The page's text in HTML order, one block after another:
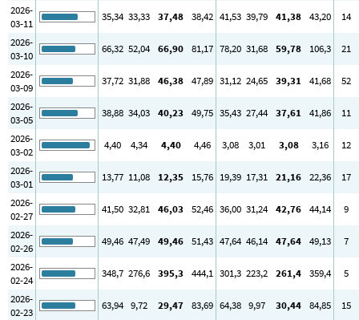
2026-
03-11
35,34 33,33 37,48 38,42 41,53 39,79 41,38 43,20
14
2026-
03-10
66,32 52,04 66,90 81,17 78,20 31,68 59,78 106,3
21
2026-
03-09
37,72 31,88 46,38 47,89 31,12 24,65 39,31 41,68
52
2026-
03-05
38,88 34,03 40,23 49,75 35,43 27,44 37,61 41,86
11
2026-
03-02
4,40 4,34 4,40 4,46 3,08 3,01 3,08 3,16
12
2026-
03-01
13,77 11,08 12,35 15,76 19,39 17,31 21,16 22,36
17
2026-
02-27
41,50 32,81 46,03 52,46 36,00 31,24 42,76 44,14
9
2026-
02-26
49,46 47,49 49,46 51,43 47,64 46,14 47,64 49,13
7
2026-
02-24
348,7 276,6 395,3 444,1 301,3 223,2 261,4 359,4
5
2026-
02-23
63,94 9,72 29,47 83,69 64,38 9,97 30,44 84,85
15